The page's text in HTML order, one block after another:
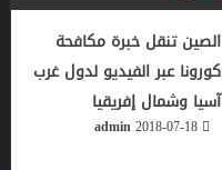
الصين تنقل خبرة مكافحة
كورونا عبر الفيديو لدول غرب
آسيا وشمال إفريقيا
admin